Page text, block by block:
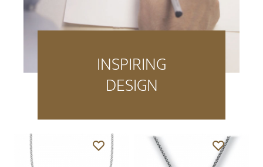
INSPIRING
DESIGN